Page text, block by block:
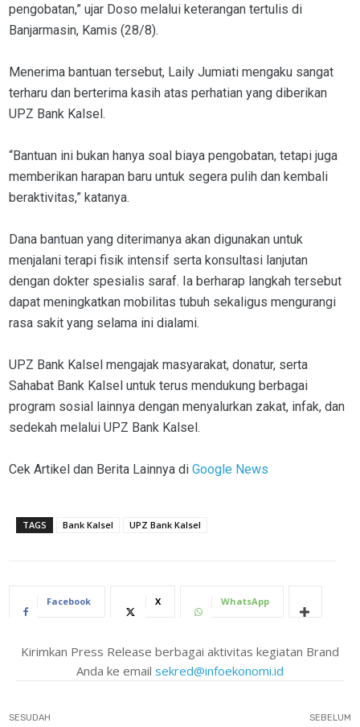
pengobatan,” ujar Doso melalui keterangan tertulis di
Banjarmasin, Kamis (28/8).
Menerima bantuan tersebut, Laily Jumiati mengaku sangat
terharu dan berterima kasih atas perhatian yang diberikan
UPZ Bank Kalsel.
“Bantuan ini bukan hanya soal biaya pengobatan, tetapi juga
memberikan harapan baru untuk segera pulih dan kembali
beraktivitas,” katanya.
Dana bantuan yang diterimanya akan digunakan untuk
menjalani terapi fisik intensif serta konsultasi lanjutan
dengan dokter spesialis saraf. Ia berharap langkah tersebut
dapat meningkatkan mobilitas tubuh sekaligus mengurangi
rasa sakit yang selama ini dialami.
UPZ Bank Kalsel mengajak masyarakat, donatur, serta
Sahabat Bank Kalsel untuk terus mendukung berbagai
program sosial lainnya dengan menyalurkan zakat, infak, dan
sedekah melalui UPZ Bank Kalsel.
Cek Artikel dan Berita Lainnya di Google News
TAGS Bank Kalsel UPZ Bank Kalsel
Facebook X WhatsApp
Kirimkan Press Release berbagai aktivitas kegiatan Brand
Anda ke email sekred@infoekonomi.id
SESUDAH SEBELUM